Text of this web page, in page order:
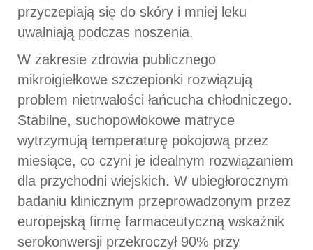
przyczepiają się do skóry i mniej leku
uwalniają podczas noszenia.
W zakresie zdrowia publicznego
mikroigiełkowe szczepionki rozwiązują
problem nietrwałości łańcucha chłodniczego.
Stabilne, suchopowłokowe matryce
wytrzymują temperaturę pokojową przez
miesiące, co czyni je idealnym rozwiązaniem
dla przychodni wiejskich. W ubiegłorocznym
badaniu klinicznym przeprowadzonym przez
europejską firmę farmaceutyczną wskaźnik
serokonwersji przekroczył 90% przy